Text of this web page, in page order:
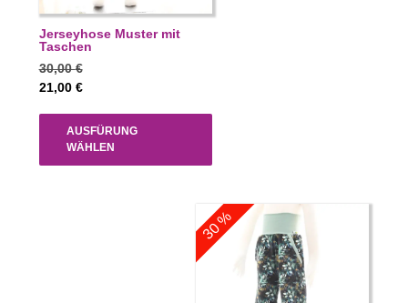
Jerseyhose Muster mit
Taschen
30,00€
21,00 €
AUSFÜRUNG
WÄHLEN
30 %